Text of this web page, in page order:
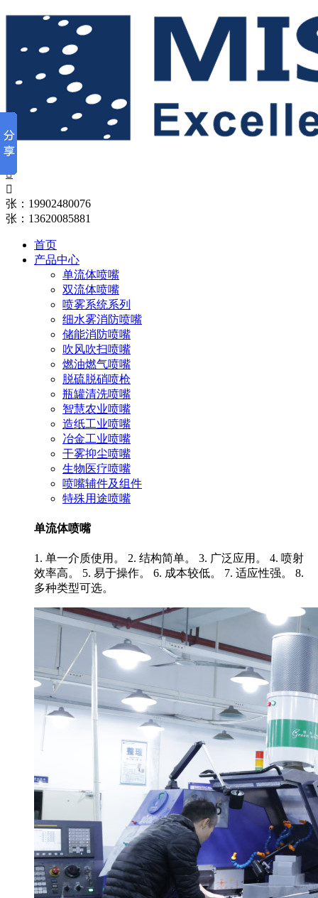


张：19902480076
张：13620085881
首页
产品中心
单流体喷嘴
双流体喷嘴
喷雾系统系列
细水雾消防喷嘴
储能消防喷嘴
吹风吹扫喷嘴
燃油燃气喷嘴
脱硫脱硝喷枪
瓶罐清洗喷嘴
智慧农业喷嘴
造纸工业喷嘴
冶金工业喷嘴
干雾抑尘喷嘴
生物医疗喷嘴
喷嘴辅件及组件
特殊用途喷嘴
单流体喷嘴
1. 单一介质使用。 2. 结构简单。 3. 广泛应用。 4. 喷射
效率高。 5. 易于操作。 6. 成本较低。 7. 适应性强。 8.
多种类型可选。